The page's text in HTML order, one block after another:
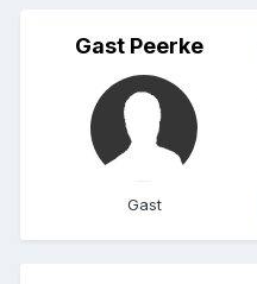
Gast Peerke
Gast